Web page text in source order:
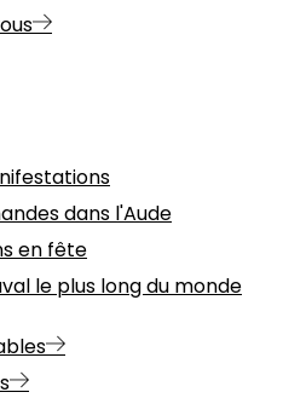
dans l'Aude
en fête
le plus long du monde